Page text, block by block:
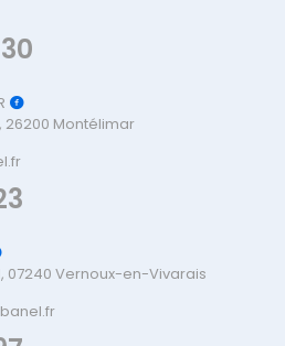
26200 Montélimar
07240 Vernoux-en-Vivarais